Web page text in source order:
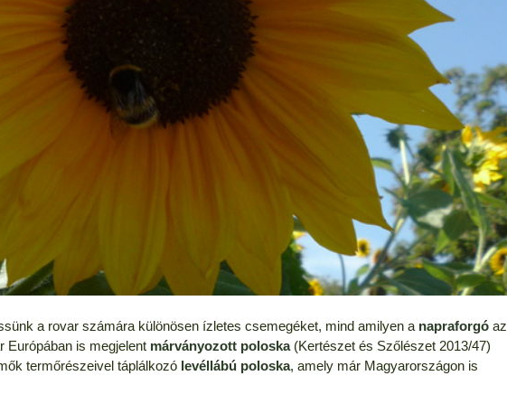
a rovar számára különösen ízletes csemegéket, mind amilyen a napraforgóaz
Európában is megjelent márványozott poloska(Kertészet és Szőlészet 2013/47)
termőrészeivel táplálkozó levéllábú poloska, amely már Magyarországon is